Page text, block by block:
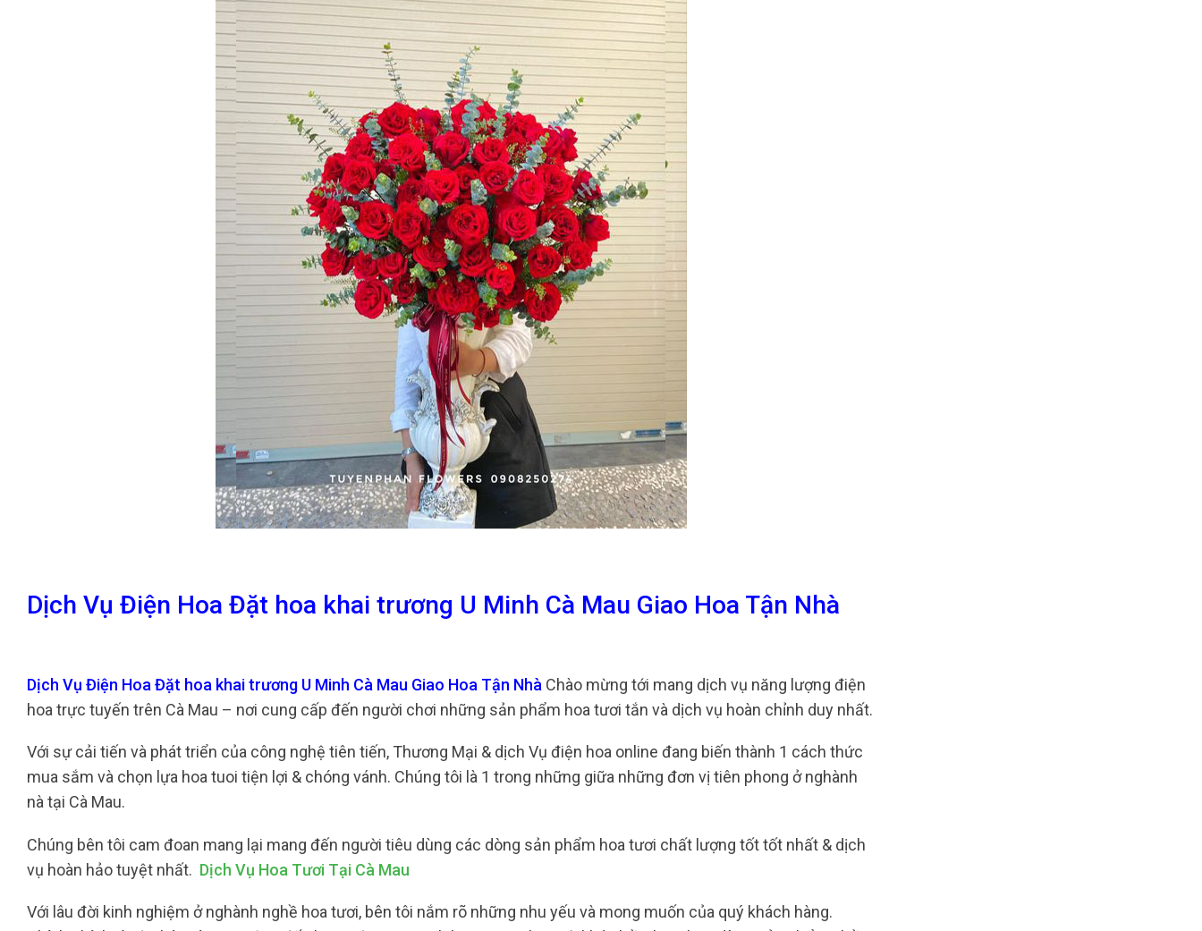
Dịch Vụ Điện Hoa Đặt hoa khai trương U Minh Cà Mau Giao Hoa Tận Nhà
Dịch Vụ Điện Hoa Đặt hoa khai trương U Minh Cà Mau Giao Hoa Tận Nhà Chào mừng tới mang dịch vụ năng lượng điện
hoa trực tuyến trên Cà Mau – nơi cung cấp đến người chơi những sản phẩm hoa tươi tắn và dịch vụ hoàn chỉnh duy nhất.
Với sự cải tiến và phát triển của công nghệ tiên tiến, Thương Mại & dịch Vụ điện hoa online đang biến thành 1 cách thức
mua sắm và chọn lựa hoa tuoi tiện lợi & chóng vánh. Chúng tôi là 1 trong những giữa những đơn vị tiên phong ở nghành
nà tại Cà Mau.
Chúng bên tôi cam đoan mang lại mang đến người tiêu dùng các dòng sản phẩm hoa tươi chất lượng tốt tốt nhất & dịch
vụ hoàn hảo tuyệt nhất. Dịch Vụ Hoa Tươi Tại Cà Mau
Với lâu đời kinh nghiệm ở nghành nghề hoa tươi, bên tôi nắm rõ những nhu yếu và mong muốn của quý khách hàng.